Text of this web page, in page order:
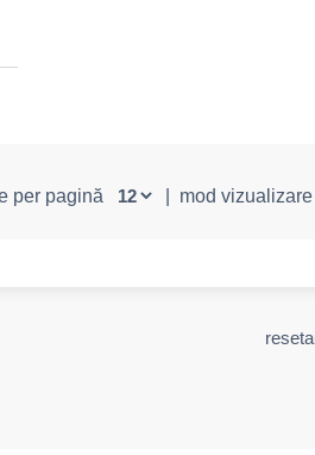
per pagină mod vizualizare